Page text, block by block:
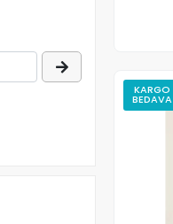
KARGO
BEDAVA